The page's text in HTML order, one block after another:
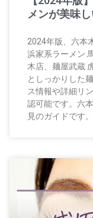
メンが美味
2024年版、六本
浜家系ラーメン
木店、麺屋武蔵
としっかりした
ス情報や詳細リ
認可能です。六
見のガイドです。